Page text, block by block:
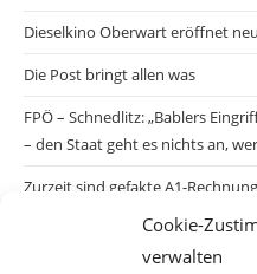
Cookie-
verwalten
Dieselkino Oberwart eröffnet
Die Post bringt allen was
FPÖ – Schnedlitz: „Bablers
– den Staat geht es nichts an,
Zurzeit sind gefakte A1-
Salzburgs Juden und ihre
die Gefahr endlich konkret!“